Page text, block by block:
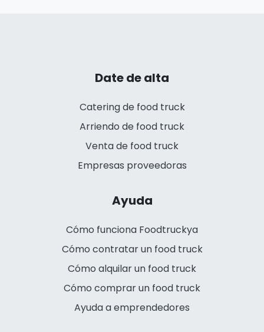
Date de alta
Catering de food truck
Arriendo de food truck
Venta de food truck
Empresas proveedoras
Ayuda
Cómo funciona Foodtruckya
Cómo contratar un food truck
Cómo alquilar un food truck
Cómo comprar un food truck
Ayuda a emprendedores